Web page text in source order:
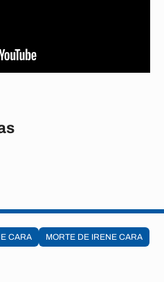
CARA MORTE DE IRENE CARA